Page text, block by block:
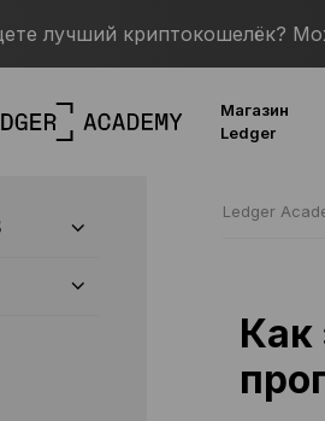
лучший криптокошелёк?
Магазин
Ledger
Ledger
Как